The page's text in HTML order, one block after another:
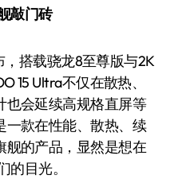
敲门砖
，搭载骁龙8至尊版与2K
15 Ultra不仅在散热、
也会延续高规格直屏等
一款在性能、散热、续
舰的产品，显然是想在
目光。